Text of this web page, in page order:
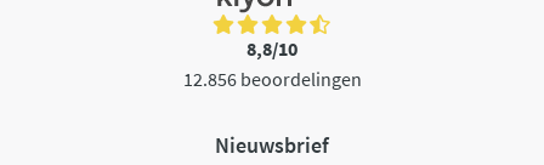
8,8/10
12.856 beoordelingen
Nieuwsbrief